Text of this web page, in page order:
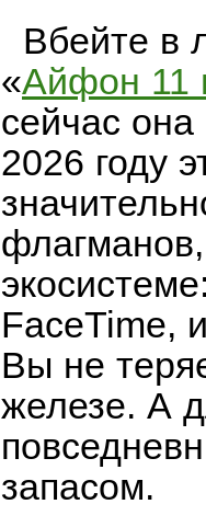
Вбейте в
«Айфон 11
сейчас
2026 году
FaceTime,
Вы не
железе. А
запасом.